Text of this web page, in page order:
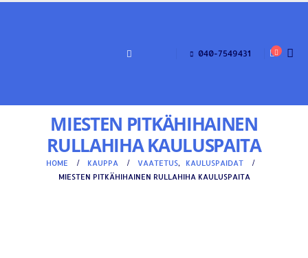
040-7549431
MIESTEN PITKÄHIHAINEN
RULLAHIHA KAULUSPAITA
HOME KAUPPA VAATETUS,
KAULUSPAIDAT
MIESTEN PITKÄHIHAINEN RULLAHIHA KAULUSPAITA